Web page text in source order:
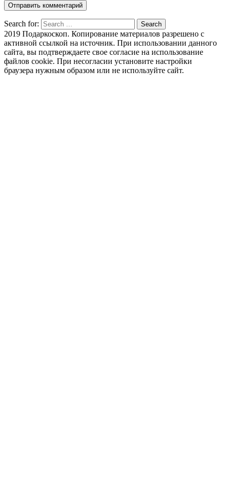
Search for: Search
2019 Подаркоскоп. Копирование материалов разрешено с
активной ссылкой на источник. При использовании данного
сайта, вы подтверждаете свое согласие на использование
файлов cookie. При несогласии установите настройки
браузера нужным образом или не используйте сайт.